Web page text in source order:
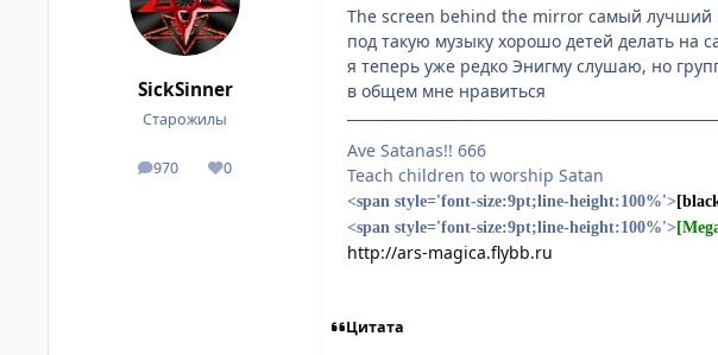
SickSinner
Старожилы
970
посты 0
Репутация
The screen behind the mirror самый лучший
под такую музыку хорошо детей делать на
я теперь уже редко Энигму слушаю, но
в общем мне нравиться
Ave Satanas!! 666
Teach children to worship Satan
<span style='font-size:9pt;line-height:100%'>
<span style='font-size:9pt;line-height:100%'>
http://ars-magica.flybb.ru
Цитата